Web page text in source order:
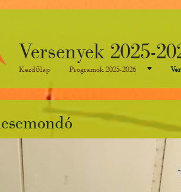
Versenyek 2025-
Kezdőlap Programok 2025-2026